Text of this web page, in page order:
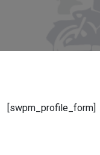
[swpm_profile_form]